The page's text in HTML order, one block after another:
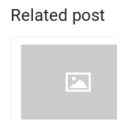
Related post